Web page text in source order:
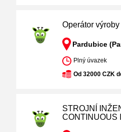
Operátor výroby
Pardubice
Plný úvazek
Od 32000 CZK
STROJNÍ
CONTINUOUS